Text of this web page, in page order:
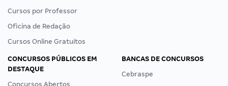
Cursos por Professor
Oficina de Redação
Cursos Online Gratuitos
CONCURSOS PÚBLICOS EM
DESTAQUE
Concursos Abertos
BANCAS DE CONCURSOS
Cebraspe